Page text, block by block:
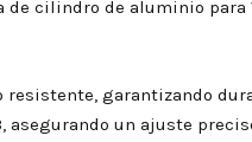
cilindro de aluminio
resistente, garantizando
asegurando un ajuste